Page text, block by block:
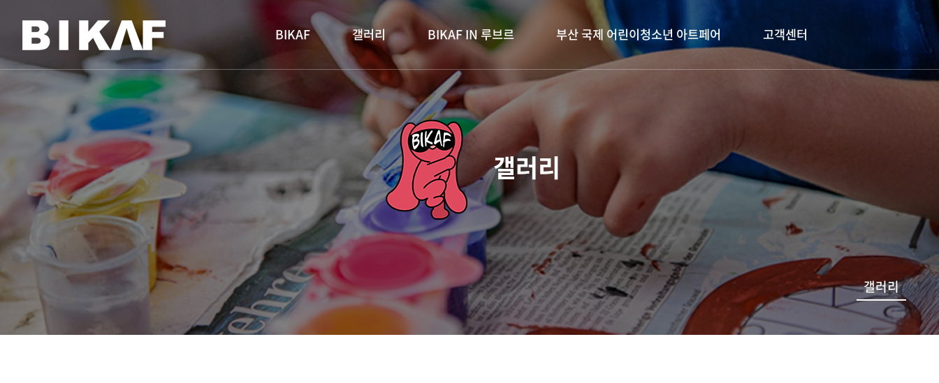
BIKAF 갤러리 BIKAF IN 루브르 부산 국제 어린이청소년 아트페어 고객센터
갤러리
갤러리